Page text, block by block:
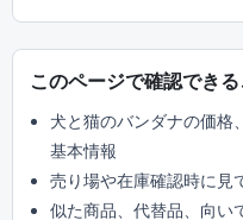
このページで確認できる
犬と猫のバンダナの価格
基本情報
売り場や在庫確認時に見
似た商品、代替品、向い